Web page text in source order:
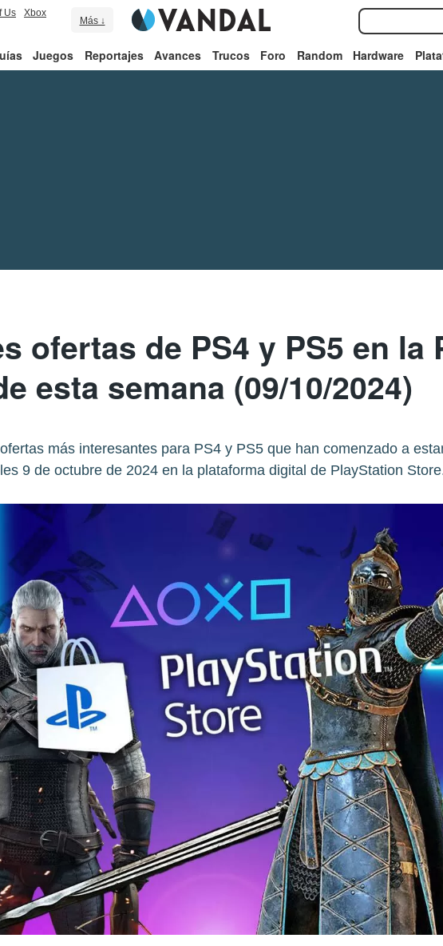
Us
Xbox
Más ↓
Juegos Reportajes Avances Trucos Foro Random Hardware
ofertas de PS4 y PS5 en la
esta semana (09/10/2024)
más interesantes para PS4 y PS5 que han comenzado a
9 de octubre de 2024 en la plataforma digital de PlayStation